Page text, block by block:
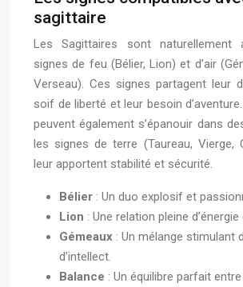
sagittaire
Les Sagittaires sont naturellement
signes de feu (Bélier, Lion) et d’air
Verseau). Ces signes partagent leur
soif de liberté et leur besoin
peuvent également s’épanouir dans
les signes de terre (Taureau, Vierge,
leur apportent stabilité et sécurité.
Bélier : Un duo explosif et
Lion : Une relation pleine
Gémeaux : Un mélange stimulant
d’intellect.
Balance : Un équilibre parfait